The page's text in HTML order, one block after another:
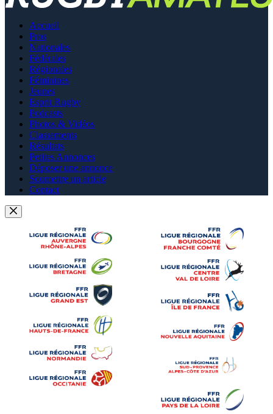
Accueil
Pros
Nationales
Fédérales
Régionales
Féminines
Jeunes
Esprit Rugby
Podcasts
Photos & Vidéos
Classements
Résultats
Petites Annonces
Déposer une annonce
Soumettre un article
Contact